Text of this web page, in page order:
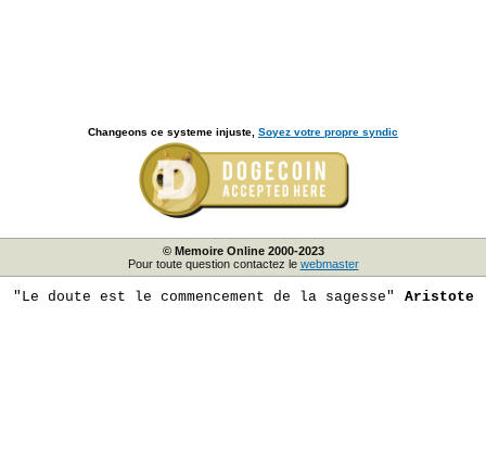
Changeons ce systeme injuste, Soyez votre propre syndic
© Memoire Online 2000-2023
Pour toute question contactez le webmaster
"Le doute est le commencement de la sagesse" Aristote